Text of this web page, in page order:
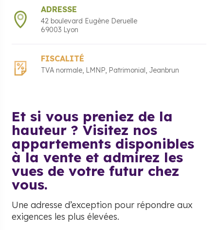
ADRESSE
42 boulevard Eugène Deruelle
69003 Lyon
FISCALITÉ
TVA normale LMNP Patrimonial Jeanbrun
Et si vous preniez de la
hauteur ? Visitez nos
appartements disponibles
à la vente et admirez les
vues de votre futur chez
vous.
Une adresse d’exception pour répondre aux
exigences les plus élevées.